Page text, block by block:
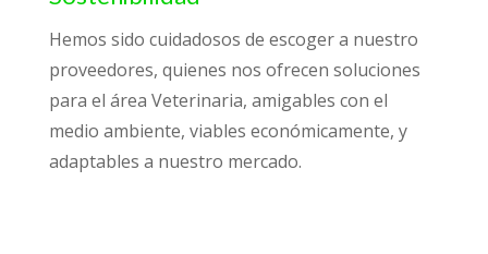
Hemos sido cuidadosos de escoger a nuestro
proveedores, quienes nos ofrecen soluciones
para el área Veterinaria, amigables con el
medio ambiente, viables económicamente, y
adaptables a nuestro mercado.